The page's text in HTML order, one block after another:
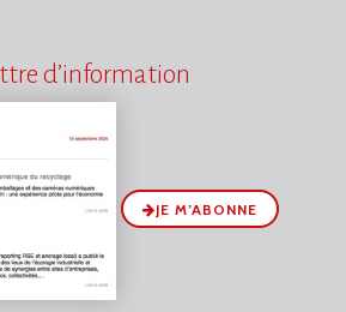
d’information
JE M’ABONNE